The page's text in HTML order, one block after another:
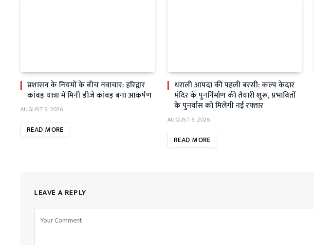
प्रशासन के नियमों के बीच नवाचार: हरिद्वार
कांवड़ यात्रा में मिनी डीजे कांवड़ बना आकर्षण
AUGUST 6, 2026
READ MORE
धराली आपदा की पहली बरसी: कल्प केदार
मंदिर के पुनर्निर्माण की तैयारी शुरू, प्रभावितों
के पुनर्वास को मिलेगी नई रफ्तार
AUGUST 6, 2026
READ MORE
LEAVE A REPLY